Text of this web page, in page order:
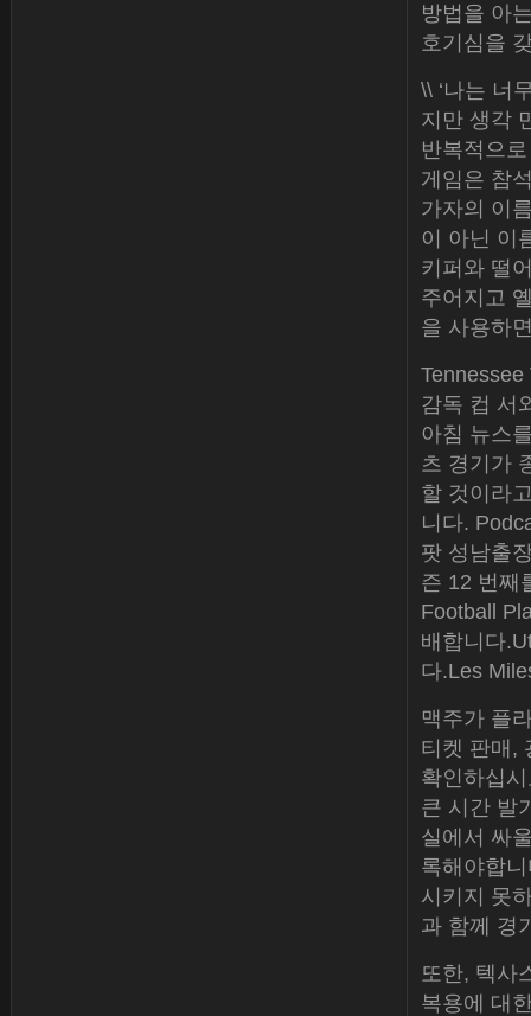
방법을 아
호기심을
\\ ‘나는 너
지만 생각
반복적으
게임은 참
가자의 이
이 아닌 이
키퍼와 떨
주어지고
을 사용하
감독 컵 서
아침 뉴스
츠 경기가
할 것이라
니다.
팟 성남출
즌 12 번째
Football
배합니다
다.Les
맥주가 플
티켓 판매,
확인하십
큰 시간 발
실에서 싸
록해야합
시키지 못
과 함께 경
또한, 텍사
복용에 대